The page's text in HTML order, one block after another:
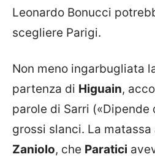
Leonardo Bonucci
scegliere Parigi.
Non meno ingarbugliata
partenza di Higuain,
parole di Sarri («Dipende
grossi slanci. La
Zaniolo, che Paratici